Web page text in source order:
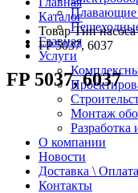
Главная
Услуги
Монтаж
О компании
Новости
Доставка \ Оплата
Контакты
Каталог
Товар Тип насоса
FP 5037, 6037
FP 5037, 6037